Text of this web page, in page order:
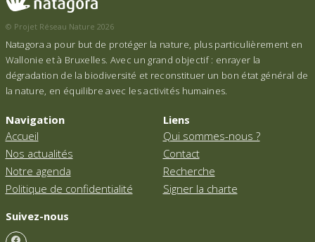
© Projet Réseau Nature 2026
Natagora a pour but de protéger la nature, plus particulièrement en
Wallonie et à Bruxelles. Avec un grand objectif : enrayer la
dégradation de la biodiversité et reconstituer un bon état général de
la nature, en équilibre avec les activités humaines.
Navigation
Accueil
Nos actualités
Notre agenda
Politique de confidentialité
Liens
Qui sommes-nous ?
Contact
Recherche
Signer la charte
Suivez-nous